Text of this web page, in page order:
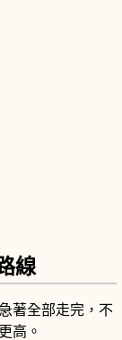
線
著全部走完，不
高。